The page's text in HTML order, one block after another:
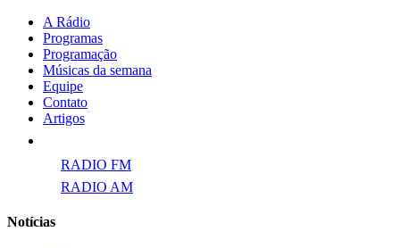
A Rádio
Programas
Programação
Músicas da semana
Equipe
Contato
Artigos
RADIO FM
RADIO AM
Notícias